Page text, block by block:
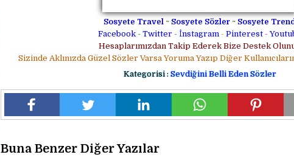
Sosyete Travel ~ Sosyete Sözler ~ Sosyete
Facebook- Twitter - İnstagram- Pinterest-
Hesaplarımızdan Takip Ederek Bize Destek
Sizinde Aklınızda Güzel Sözler Varsa Yoruma Yazıp Diğer
Kategorisi : Sevdiğini Belli Eden Sözler
Buna Benzer Diğer Yazılar